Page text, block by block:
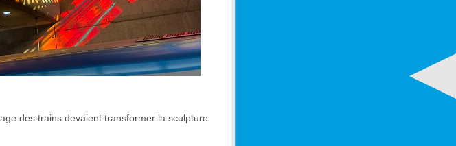
des trains devaient transformer la sculpture